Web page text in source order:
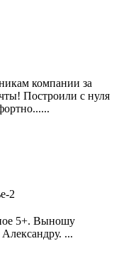
компании за
Построили с нуля
2
5+. Выношу
...